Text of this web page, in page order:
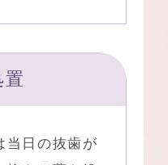
置
当日の抜歯が